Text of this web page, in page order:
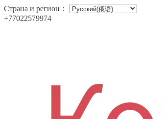
Страна и регион：
+77022579974